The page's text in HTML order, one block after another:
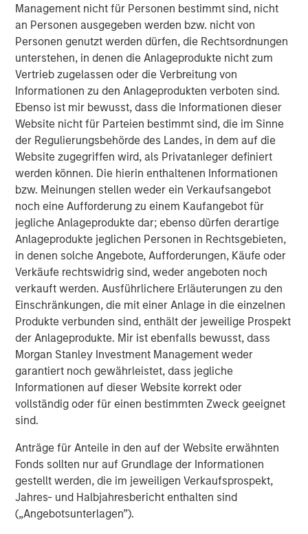
Management nicht für Personen bestimmt sind, nicht
an Personen ausgegeben werden bzw. nicht von
Personen genutzt werden dürfen, die Rechtsordnungen
unterstehen, in denen die Anlageprodukte nicht zum
Vertrieb zugelassen oder die Verbreitung von
Informationen zu den Anlageprodukten verboten sind.
Ebenso ist mir bewusst, dass die Informationen dieser
Website nicht für Parteien bestimmt sind, die im Sinne
der Regulierungsbehörde des Landes, in dem auf die
Website zugegriffen wird, als Privatanleger definiert
werden können. Die hierin enthaltenen Informationen
bzw. Meinungen stellen weder ein Verkaufsangebot
noch eine Aufforderung zu einem Kaufangebot für
jegliche Anlageprodukte dar; ebenso dürfen derartige
Anlageprodukte jeglichen Personen in Rechtsgebieten,
in denen solche Angebote, Aufforderungen, Käufe oder
Verkäufe rechtswidrig sind, weder angeboten noch
verkauft werden. Ausführlichere Erläuterungen zu den
Einschränkungen, die mit einer Anlage in die einzelnen
Produkte verbunden sind, enthält der jeweilige Prospekt
der Anlageprodukte. Mir ist ebenfalls bewusst, dass
Morgan Stanley Investment Management weder
garantiert noch gewährleistet, dass jegliche
Informationen auf dieser Website korrekt oder
vollständig oder für einen bestimmten Zweck geeignet
sind.
Anträge für Anteile in den auf der Website erwähnten
Fonds sollten nur auf Grundlage der Informationen
gestellt werden, die im jeweiligen Verkaufsprospekt,
Jahres- und Halbjahresbericht enthalten sind
(„Angebotsunterlagen”).
Why now? The structure of the market has
changed, where correlation risks are now
higher. Managers should adapt or potentially
face suboptimal results.
The keys are fresh portfolio construction and
implementation techniques with an overriding
goal of improved risk-adjusted returns.
PDF herunterladen
Portfolio Solutions Group
The Portfolio Solutions Group is a comprehensive multi-
asset business, with activity across all asset strategies
and types (traditional and alternative), through solutions
that span fully liquid (public assets), comprehensive
(public and private assets) and fully private portfolios.
Offerings are delivered via a managed portfolio or model,
in discretionary or advisory format.
Featured Products
Global Macro Fund
Ähnliche Einblicke